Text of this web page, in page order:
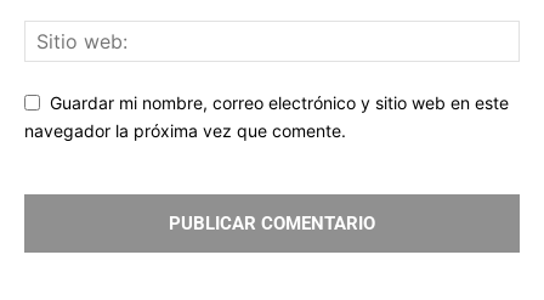
Guardar mi nombre, correo electrónico y sitio web en este
navegador la próxima vez que comente.